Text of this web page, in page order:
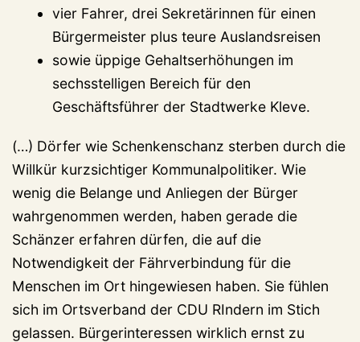
vier Fahrer, drei Sekretärinnen für einen
Bürgermeister plus teure Auslandsreisen
sowie üppige Gehaltserhöhungen im
sechsstelligen Bereich für den
Geschäftsführer der Stadtwerke Kleve.
(…) Dörfer wie Schenkenschanz sterben durch die
Willkür kurzsichtiger Kommunalpolitiker. Wie
wenig die Belange und Anliegen der Bürger
wahrgenommen werden, haben gerade die
Schänzer erfahren dürfen, die auf die
Notwendigkeit der Fährverbindung für die
Menschen im Ort hingewiesen haben. Sie fühlen
sich im Ortsverband der CDU RIndern im Stich
gelassen. Bürgerinteressen wirklich ernst zu